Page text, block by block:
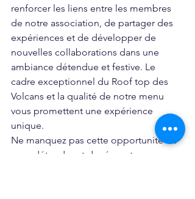
renforcer les liens entre les membres
de notre association, de partager des
expériences et de développer de
nouvelles collaborations dans une
ambiance détendue et festive. Le
cadre exceptionnel du Roof top des
Volcans et la qualité de notre menu
vous promettent une expérience
unique.
Ne manquez pas cette opportunité de
vous détendre et de réseauter avec vos